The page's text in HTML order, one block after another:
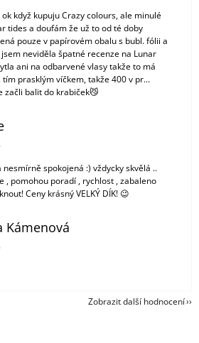
když kupuju Crazy colours, ale minulé
tides a doufám že už to od té doby
pouze v papírovém obalu s bubl. fólii a
neviděla špatné recenze na Lunar
ani na odbarvené vlasy takže to má
prasklým víčkem, takže 400 v pr...
začli balit do krabiček😼
obchodu je 5 z 5 hvězdiček.
nesmírně spokojená :) vždycky skvělá ..
, pomohou poradí , rychlost , zabaleno
Ceny krásný VELKÝ DÍK! 😉
Kámenová
obchodu je 5 z 5 hvězdiček.
Zobrazit další hodnocení